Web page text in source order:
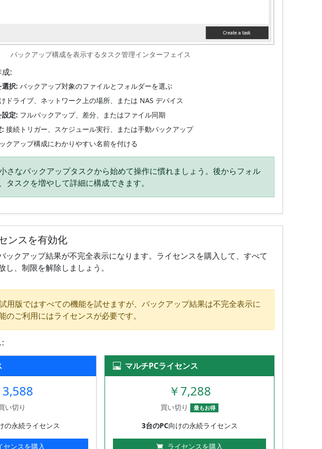
バックアップ構成を表示するタスク管理インターフェイス
:
選択: バックアップ対象のファイルとフォルダーを選ぶ
ドライブ、ネットワーク上の場所、または NAS デバイス
定: フルバックアップ、差分、またはファイル同期
: 接続トリガー、スケジュール実行、または手動バックアップ
クアップ構成にわかりやすい名前を付ける
さなバックアップタスクから始めて操作に慣れましょう。後からフォル
タスクを増やして詳細に構成できます。
ンスを有効化
ックアップ結果が不完全表示になります。ライセンスを購入して、すべて
し、制限を解除しましょう。
用版ではすべての機能を試せますが、バックアップ結果は不完全表示に
のご利用にはライセンスが必要です。
3,588
い切り
の永続ライセンス
センスを購入
マルチPCライセンス
￥7,288
買い切り 最もお得
3台のPC向けの永続ライセンス
ライセンスを購入